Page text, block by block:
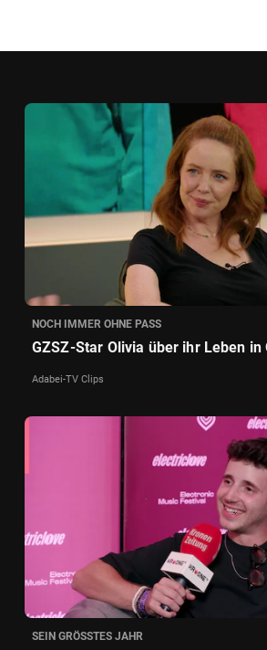
NOCH IMMER OHNE PASS
GZSZ-Star Olivia über ihr Leben in
Adabei-TV Clips
SEIN GRÖSSTES JAHR